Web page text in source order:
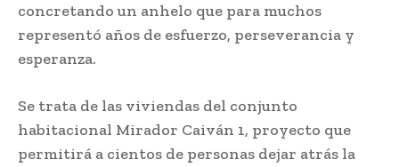
concretando un anhelo que para muchos
representó años de esfuerzo, perseverancia y
esperanza.
Se trata de las viviendas del conjunto
habitacional Mirador Caiván 1, proyecto que
permitirá a cientos de personas dejar atrás la